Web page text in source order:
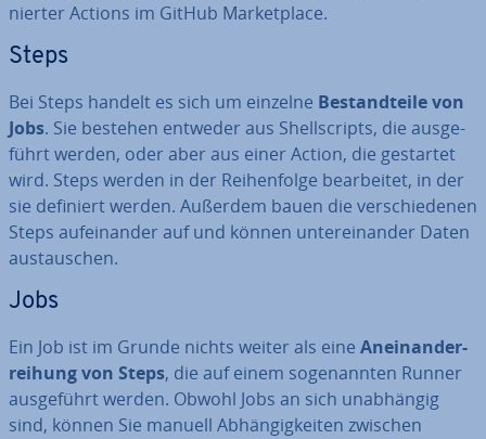
nier­ter Actions im GitHub Mar­ket­place.
Steps
Bei Steps handelt es sich um einzelne Be­stand­tei­le von
Jobs. Sie bestehen entweder aus Shell­scripts, die aus­ge­
führt werden, oder aber aus einer Action, die gestartet
wird. Steps werden in der Rei­hen­fol­ge be­ar­bei­tet, in der
sie definiert werden. Außerdem bauen die ver­schie­de­nen
Steps auf­ein­an­der auf und können un­ter­ein­an­der Daten
aus­tau­schen.
Jobs
Ein Job ist im Grunde nichts weiter als eine An­ein­an­der­
rei­hung von Steps, die auf einem so­ge­nann­ten Runner
aus­ge­führt werden. Obwohl Jobs an sich un­ab­hän­gig
sind, können Sie manuell Ab­hän­gig­kei­ten zwischen